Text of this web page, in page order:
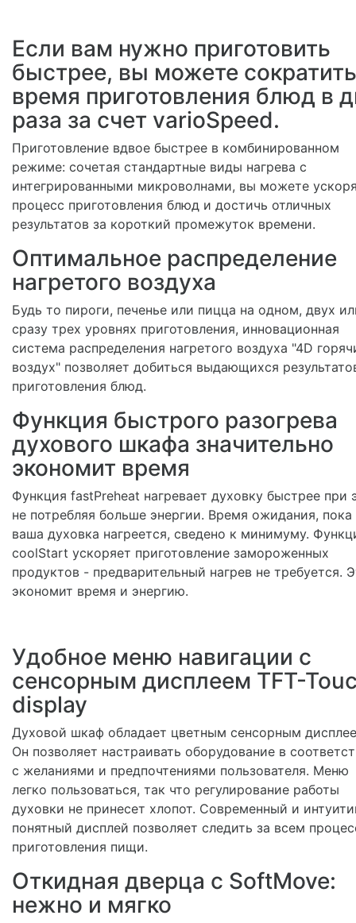
Если вам нужно приготовить
быстрее, вы можете сократить
время приготовления блюд в
раза за счет varioSpeed.
Приготовление вдвое быстрее в комбинированном
режиме: сочетая стандартные виды нагрева с
интегрированными микроволнами, вы можете
процесс приготовления блюд и достичь отличных
результатов за короткий промежуток времени.
Оптимальное распределение
нагретого воздуха
Будь то пироги, печенье или пицца на одном, двух
сразу трех уровнях приготовления, инновационная
система распределения нагретого воздуха "4D
воздух" позволяет добиться выдающихся
приготовления блюд.
Функция быстрого разогрева
духового шкафа значительно
экономит время
Функция fastPreheat нагревает духовку быстрее при
не потребляя больше энергии. Время ожидания, пока
ваша духовка нагреется, сведено к минимуму.
coolStart ускоряет приготовление замороженных
продуктов - предварительный нагрев не требуется.
экономит время и энергию.
Удобное меню навигации с
сенсорным дисплеем TFT-
display
Духовой шкаф обладает цветным сенсорным
Он позволяет настраивать оборудование в
с желаниями и предпочтениями пользователя. Меню
легко пользоваться, так что регулирование работы
духовки не принесет хлопот. Современный и
понятный дисплей позволяет следить за всем
приготовления пищи.
Откидная дверца с SoftMove:
нежно и мягко